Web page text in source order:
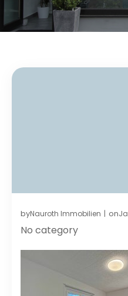
byNauroth Immobilien | on
No category